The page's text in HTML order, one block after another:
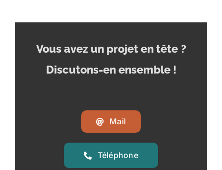
Vous avez un projet en tête ?
Discutons-en ensemble !
Mail
Téléphone